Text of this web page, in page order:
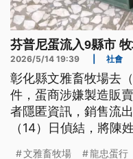
芬普尼蛋流入9縣市
2026/5/14 19:39 社會
彰化縣文雅畜牧場去
件，蛋商涉嫌製造販
者隱匿資訊，銷售流
（14）日偵結，將陳
文雅畜牧場 龍忠蛋行